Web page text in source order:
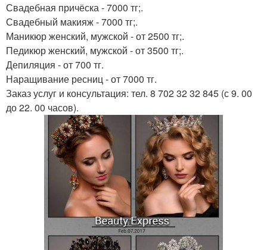
Свадебная причёска - 7000 тг;.
Свадебный макияж - 7000 тг;.
Маникюр женский, мужской - от 2500 тг;.
Педикюр женский, мужской - от 3500 тг;.
Депиляция - от 700 тг.
Наращивание ресниц - от 7000 тг.
Заказ услуг и консультация: тел. 8 702 32 32 845 (с 9. 00
до 22. 00 часов).